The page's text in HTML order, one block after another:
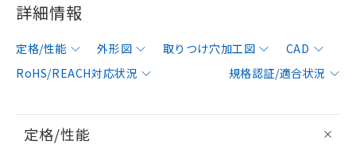
詳細情報
定格/性能 外形図 取りつけ穴加工図
CAD
RoHS/REACH対応状況
規格認証/適合状況
定格/性能